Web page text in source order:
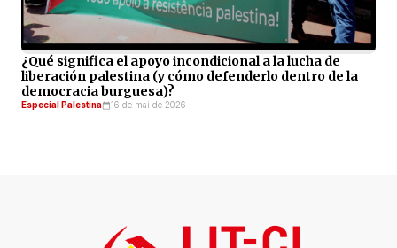
¿Qué significa el apoyo incondicional a la lucha de
liberación palestina (y cómo defenderlo dentro de la
democracia burguesa)?
Especial Palestina 16 de mai de 2026